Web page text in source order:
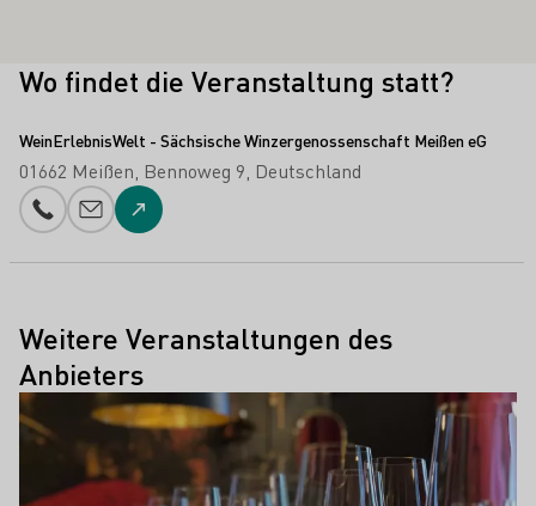
Wo findet die Veranstaltung statt?
WeinErlebnisWelt - Sächsische Winzergenossenschaft Meißen eG
01662 Meißen Bennoweg 9 Deutschland
Telefonnummer
E-Mail-Adresse
Zur Website
Weitere Veranstaltungen des
Anbieters
Mehr erfahren